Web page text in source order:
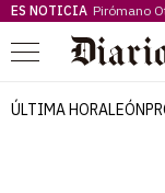
ES NOTICIA Pirómano
Menú
ÚLTIMA HORALEÓN